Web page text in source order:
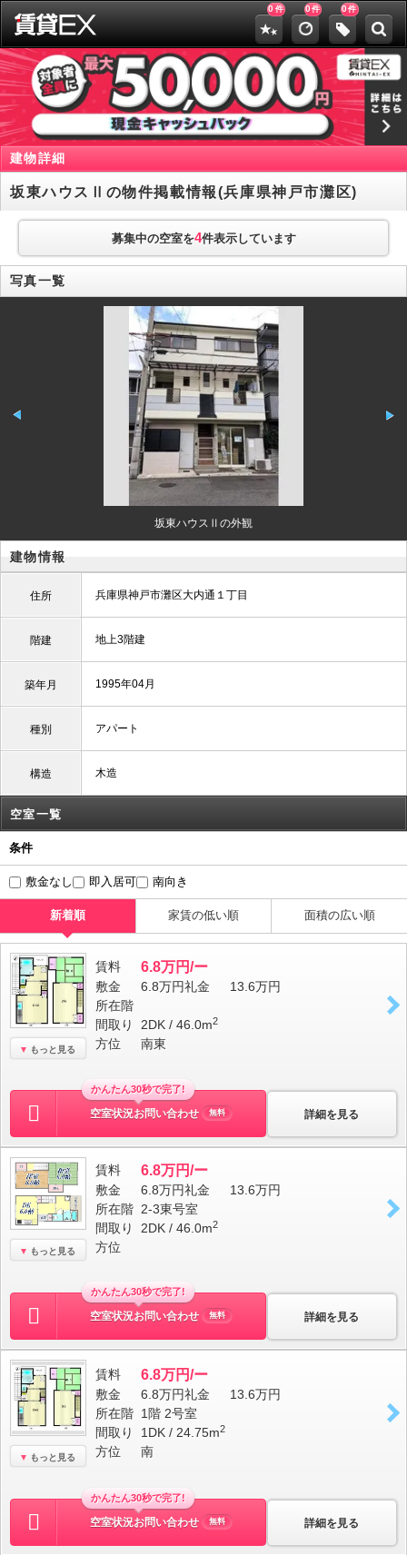
0 件 0件 0件
建物詳細
坂東ハウスⅡの物件掲載情報(兵庫県神戸市灘区)
募集中の空室を4件表示しています
写真一覧
坂東ハウスⅡの外観
建物情報
住所 兵庫県神戸市灘区大内通１丁目
階建 地上3階建
築年月 1995年04月
種別 アパート
構造 木造
空室一覧
条件
敷金なし 即入居可 南向き
新着順 家賃の低い順 面積の広い順
もっと見る
賃料 6.8万円/ー
敷金 6.8万円礼金
13.6万円
所在階
間取り
2DK / 46.0m2
方位 南東
詳細を見る
かんたん30秒で完了!
空室状況お問い合わせ 無料
もっと見る
賃料 6.8万円/ー
敷金 6.8万円礼金
13.6万円
所在階 2-3東号室
間取り
2DK / 46.0m2
方位
詳細を見る
かんたん30秒で完了!
空室状況お問い合わせ 無料
もっと見る
賃料 6.8万円/ー
敷金 6.8万円礼金
13.6万円
所在階 1階 2号室
間取り
1DK / 24.75m2
方位 南
詳細を見る
かんたん30秒で完了!
空室状況お問い合わせ 無料